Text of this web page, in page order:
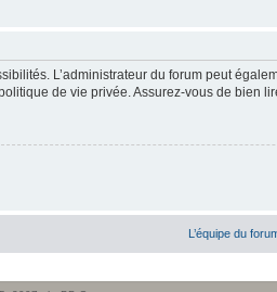
L’administrateur du forum peut
de vie privée. Assurez-vous de bien
L’équipe du